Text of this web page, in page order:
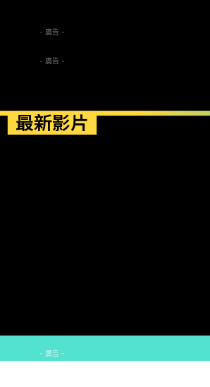
- 廣告 -
- 廣告 -
最新影片
- 廣告 -